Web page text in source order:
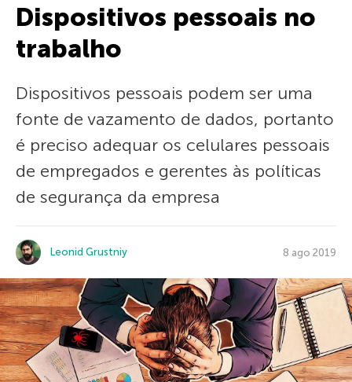
Dispositivos pessoais no
trabalho
Dispositivos pessoais podem ser uma
fonte de vazamento de dados, portanto
é preciso adequar os celulares pessoais
de empregados e gerentes às políticas
de segurança da empresa
Leonid Grustniy 8 ago 2019